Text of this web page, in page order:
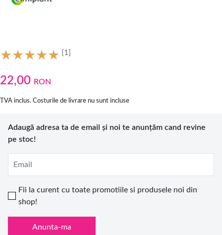
[1]
22,00 RON
TVA inclus. Costurile de livrare nu sunt incluse
Adaugă adresa ta de email și noi te anunțăm cand revine
pe stoc!
Email
Fii la curent cu toate promotiile si produsele noi din
shop!
Anunta-ma